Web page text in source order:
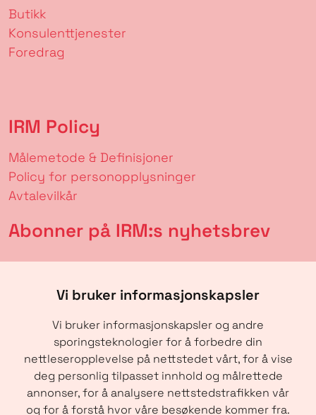
Vi bruker informasjonskapsler
Vi bruker informasjonskapsler og andre
sporingsteknologier for å forbedre din
nettleseropplevelse på nettstedet vårt, for å vise
deg personlig tilpasset innhold og målrettede
annonser, for å analysere nettstedstrafikken vår
og for å forstå hvor våre besøkende kommer fra.
Butikk
Konsulenttjenester
Foredrag
IRM Policy
Målemetode & Definisjoner
Policy for personopplysninger
Avtalevilkår
Abonner på IRM:s nyhetsbrev
SENDE